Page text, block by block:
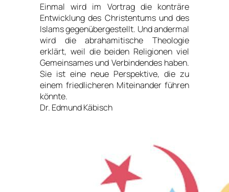
Einmal wird im Vortrag die konträre
Entwicklung des Christentums und des
Islams gegenübergestellt. Und andermal
wird die abrahamitische Theologie
erklärt, weil die beiden Religionen viel
Gemeinsames und Verbindendes haben.
Sie ist eine neue Perspektive, die zu
einem friedlicheren Miteinander führen
könnte.
Dr. Edmund Käbisch